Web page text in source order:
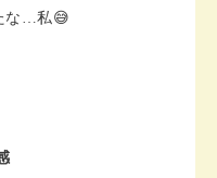
な…私😅